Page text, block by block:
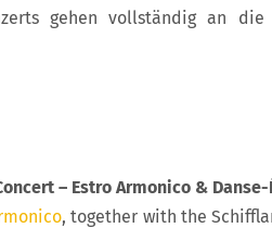
gehen vollständig an die
– Estro Armonico &
, together with the